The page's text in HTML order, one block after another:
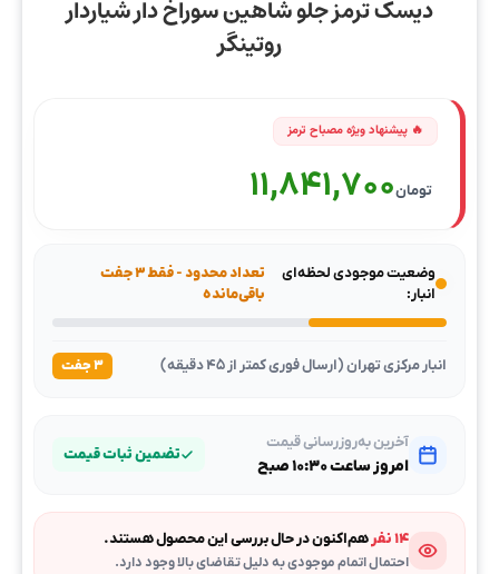
دیسک ترمز جلو شاهین سوراخ دار شیاردار
روتینگر
تومان11,841,700
وضعیت موجودی لحظه‌ای
انبار:
تعداد محدود - فقط ۳ جفت
باقی‌مانده
انبار مرکزی تهران (ارسال فوری کمتر از ۴۵ دقیقه) ۳ جفت
آخرین به‌روزرسانی قیمت
امروز ساعت ۱۰:۳۰ صبح
تضمین ثبات قیمت
۱۴ نفر هم‌اکنون در حال بررسی این محصول هستند.
احتمال اتمام موجودی به دلیل تقاضای بالا وجود دارد.